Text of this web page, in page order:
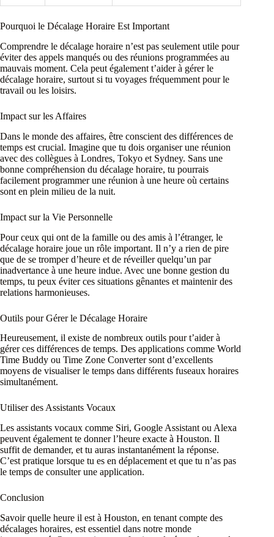
Pourquoi le Décalage Horaire Est Important
Comprendre le décalage horaire n’est pas seulement utile pour
éviter des appels manqués ou des réunions programmées au
mauvais moment. Cela peut également t’aider à gérer le
décalage horaire, surtout si tu voyages fréquemment pour le
travail ou les loisirs.
Impact sur les Affaires
Dans le monde des affaires, être conscient des différences de
temps est crucial. Imagine que tu dois organiser une réunion
avec des collègues à Londres, Tokyo et Sydney. Sans une
bonne compréhension du décalage horaire, tu pourrais
facilement programmer une réunion à une heure où certains
sont en plein milieu de la nuit.
Impact sur la Vie Personnelle
Pour ceux qui ont de la famille ou des amis à l’étranger, le
décalage horaire joue un rôle important. Il n’y a rien de pire
que de se tromper d’heure et de réveiller quelqu’un par
inadvertance à une heure indue. Avec une bonne gestion du
temps, tu peux éviter ces situations gênantes et maintenir des
relations harmonieuses.
Outils pour Gérer le Décalage Horaire
Heureusement, il existe de nombreux outils pour t’aider à
gérer ces différences de temps. Des applications comme World
Time Buddy ou Time Zone Converter sont d’excellents
moyens de visualiser le temps dans différents fuseaux horaires
simultanément.
Utiliser des Assistants Vocaux
Les assistants vocaux comme Siri, Google Assistant ou Alexa
peuvent également te donner l’heure exacte à Houston. Il
suffit de demander, et tu auras instantanément la réponse.
C’est pratique lorsque tu es en déplacement et que tu n’as pas
le temps de consulter une application.
Conclusion
Savoir quelle heure il est à Houston, en tenant compte des
décalages horaires, est essentiel dans notre monde